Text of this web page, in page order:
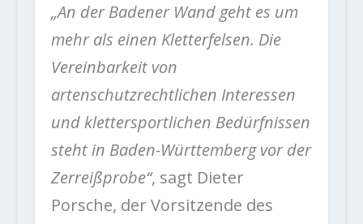
„An der Badener Wand geht es um
mehr als einen Kletterfelsen. Die
Vereinbarkeit von
artenschutzrechtlichen Interessen
und klettersportlichen Bedürfnissen
steht in Baden-Württemberg vor der
Zerreißprobe“, sagt Dieter
Porsche, der Vorsitzende des